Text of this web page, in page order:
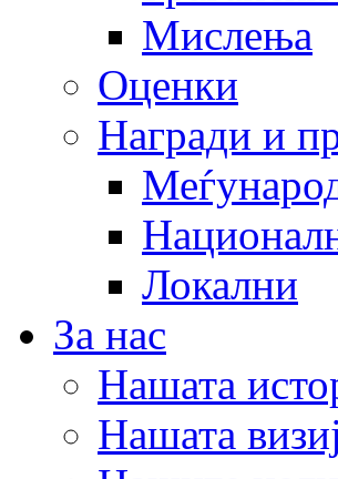
Мислења
Оценки
Награди и
Локални
За нас
Нашата
Нашата